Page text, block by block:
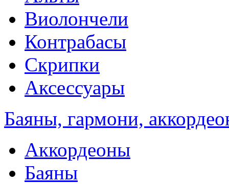
Виолончели
Контрабасы
Скрипки
Аксессуары
Баяны, гармони,
Аккордеоны
Баяны